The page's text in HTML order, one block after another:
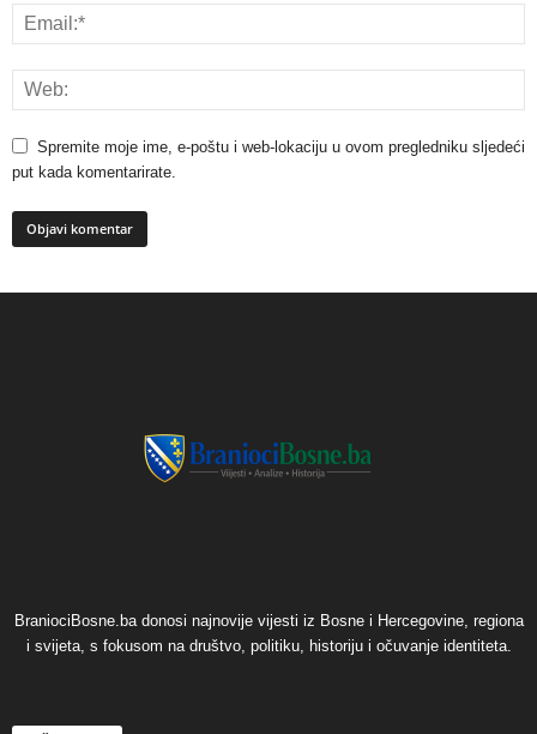
Spremite moje ime, e-poštu i web-lokaciju u ovom pregledniku sljedeći
put kada komentarirate.
BraniociBosne.ba donosi najnovije vijesti iz Bosne i Hercegovine, regiona
i svijeta, s fokusom na društvo, politiku, historiju i očuvanje identiteta.